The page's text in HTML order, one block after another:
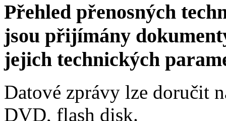
Přehled přenosných
jsou přijímány
jejich technických
Datové zprávy lze doručit
DVD, flash disk.